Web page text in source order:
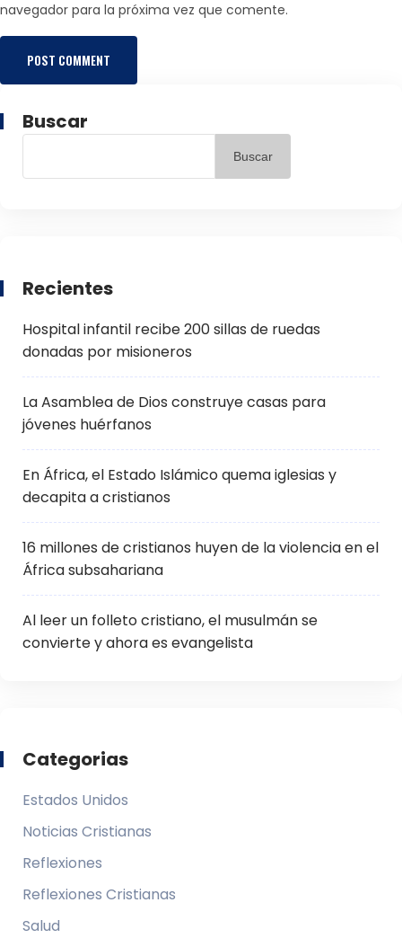
navegador para la próxima vez que comente.
Buscar
Buscar
Recientes
Hospital infantil recibe 200 sillas de ruedas
donadas por misioneros
La Asamblea de Dios construye casas para
jóvenes huérfanos
En África, el Estado Islámico quema iglesias y
decapita a cristianos
16 millones de cristianos huyen de la violencia en el
África subsahariana
Al leer un folleto cristiano, el musulmán se
convierte y ahora es evangelista
Categorias
Estados Unidos
Noticias Cristianas
Reflexiones
Reflexiones Cristianas
Salud